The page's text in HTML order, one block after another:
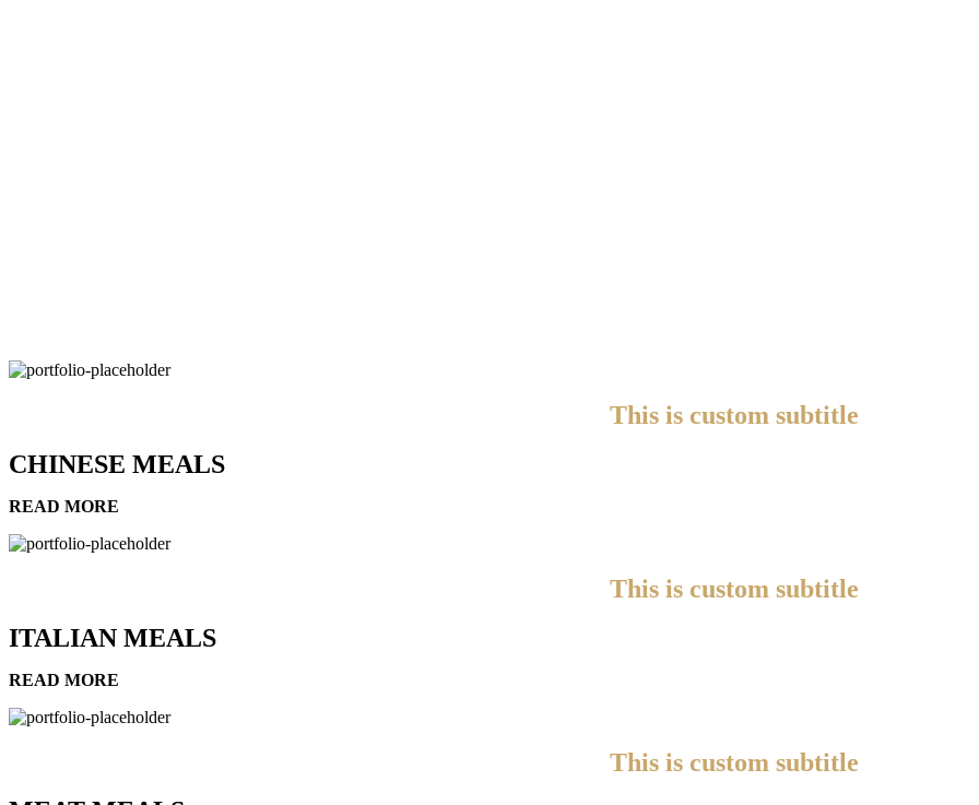
This is custom subtitle
CHINESE MEALS
READ MORE
This is custom subtitle
ITALIAN MEALS
READ MORE
This is custom subtitle